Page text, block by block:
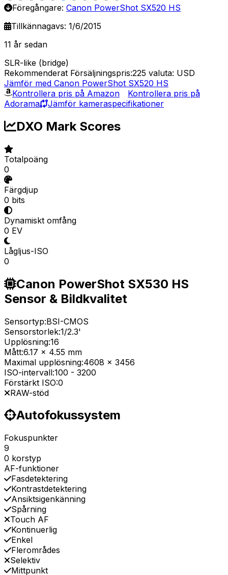
Föregångare: Canon PowerShot SX520 HS
Tillkännagavs: 1/6/2015
11 år sedan
SLR-like (bridge)
Rekommenderat Försäljningspris:225 valuta: USD
Jämför med Canon PowerShot SX520 HS
Kontrollera pris på Amazon
Kontrollera pris på
Adorama
Jämför kameraspecifikationer
DXO Mark Scores
Totalpoäng
0
Färgdjup
0 bits
Dynamiskt omfång
0 EV
Lågljus-ISO
0
Canon PowerShot SX530 HS
Sensor & Bildkvalitet
Sensortyp:BSI-CMOS
Sensorstorlek:1/2.3'
Upplösning:16
Mått:6.17 x 4.55 mm
Maximal upplösning:4608 x 3456
ISO-intervall:100 - 3200
Förstärkt ISO:0
RAW-stöd
Autofokussystem
Fokuspunkter
9
0 korstyp
AF-funktioner
Fasdetektering
Kontrastdetektering
Ansiktsigenkänning
Spårning
Touch AF
Kontinuerlig
Enkel
Flerområdes
Selektiv
Mittpunkt